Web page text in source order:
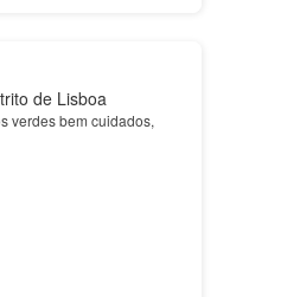
de Lisboa
verdes bem cuidados,